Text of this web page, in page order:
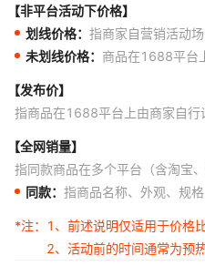
【非平台活动下价格】
划线价格： 指商家自营销活动
未划线价格： 商品在1688平台
【发布价】
指商品在1688平台上由商家自行
【全网销量】
指同款商品在多个平台（含淘宝
同款： 指商品名称、外观、规
*注：
1、前述说明仅适用于价格
2、活动前的时间通常为预